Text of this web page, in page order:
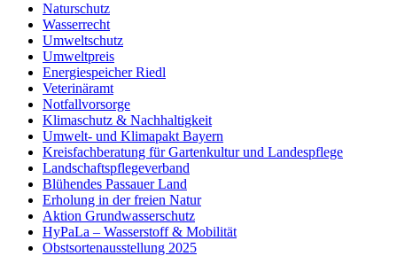
Naturschutz
Wasserrecht
Umweltschutz
Umweltpreis
Energiespeicher Riedl
Veterinäramt
Notfallvorsorge
Klimaschutz & Nachhaltigkeit
Umwelt- und Klimapakt Bayern
Kreisfachberatung für Gartenkultur und Landespflege
Landschaftspflegeverband
Blühendes Passauer Land
Erholung in der freien Natur
Aktion Grundwasserschutz
HyPaLa – Wasserstoff & Mobilität
Obstsortenausstellung 2025